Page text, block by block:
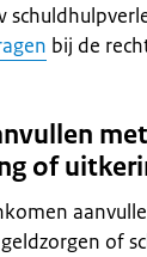
bij de
of
of